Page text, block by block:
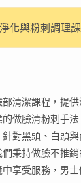
化與粉刺調理
部清潔課程，提
做臉清粉刺手
對黑頭、白頭與
秉持做臉不推
享受服務，男